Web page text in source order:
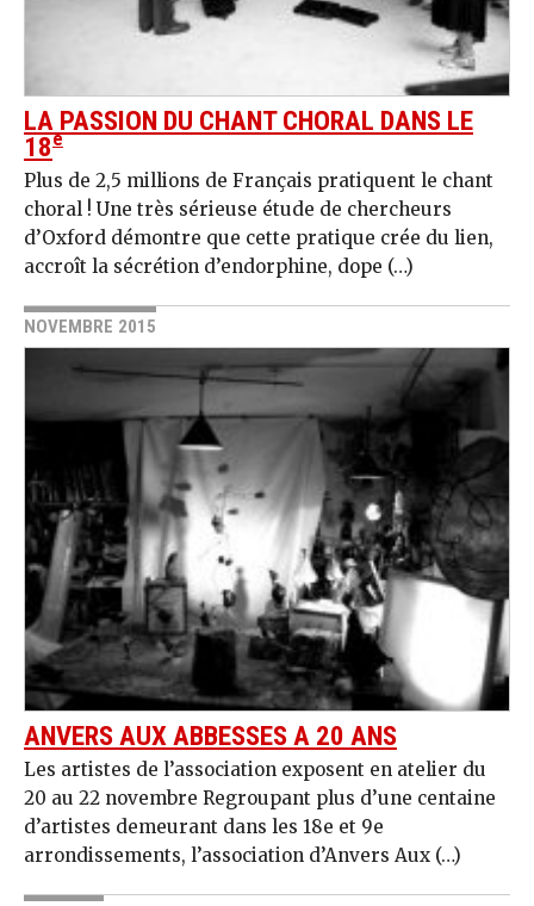
LA PASSION DU CHANT CHORAL DANS LE
18e
Plus de 2,5 millions de Français pratiquent le chant
choral ! Une très sérieuse étude de chercheurs
d’Oxford démontre que cette pratique crée du lien,
accroît la sécrétion d’endorphine, dope (…)
NOVEMBRE 2015
ANVERS AUX ABBESSES A 20 ANS
Les artistes de l’association exposent en atelier du
20 au 22 novembre Regroupant plus d’une centaine
d’artistes demeurant dans les 18e et 9e
arrondissements, l’association d’Anvers Aux (…)